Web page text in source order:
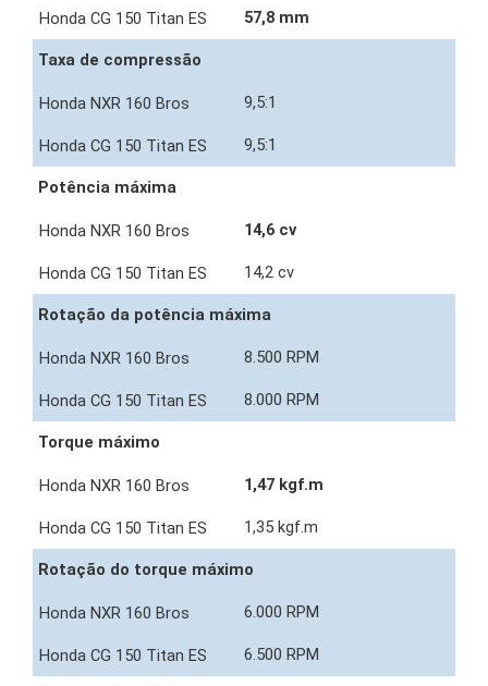
57,8 mm
Taxa de compressão
9,5:1
9,5:1
Potência máxima
14,6 cv
14,2 cv
Rotação da potência máxima
8.500 RPM
8.000 RPM
Torque máximo
1,47 kgf.m
1,35 kgf.m
Rotação do torque máximo
6.000 RPM
6.500 RPM